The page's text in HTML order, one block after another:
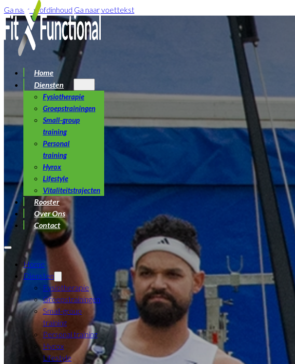
Ga naar hoofdinhoud Ga naar voettekst
Home
Diensten
Fysiotherapie
Groepstrainingen
Small-group
training
Personal
training
Hyrox
Lifestyle
Vitaliteitstrajecten
Rooster
Over Ons
Contact
Home
Diensten
Fysiotherapie
Groepstrainingen
Small-group
training
Personal training
Hyrox
Lifestyle